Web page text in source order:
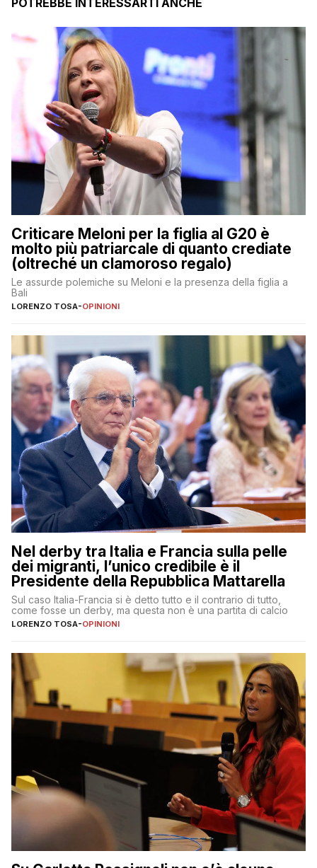
Criticare Meloni per la figlia al G20 è
molto più patriarcale di quanto crediate
(oltreché un clamoroso regalo)
Le assurde polemiche su Meloni e la presenza della figlia a
Bali
LORENZO TOSA-OPINIONI
Nel derby tra Italia e Francia sulla pelle
dei migranti, l’unico credibile è il
Presidente della Repubblica Mattarella
Sul caso Italia-Francia si è detto tutto e il contrario di tutto,
come fosse un derby, ma questa non è una partita di calcio
LORENZO TOSA-OPINIONI